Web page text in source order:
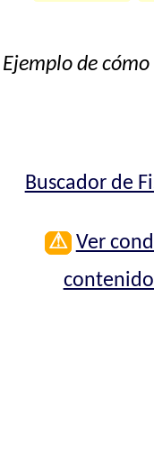
Ejemplo de
Buscador de
⚠ Ver